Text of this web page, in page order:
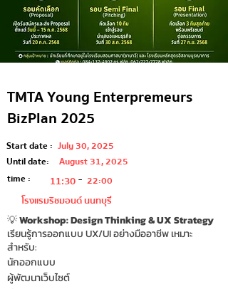
TMTA Young Enterpremeurs
BizPlan 2025
Start date : July 30, 2025
Until date:
August 31, 2025
time :
11:30- 22:00
โรงแรมริชมอนด์ นนทบุรี
💡Workshop: Design Thinking & UX Strategy
เรียนรู้การออกแบบ UX/UI อย่างมืออาชีพ เหมาะ
สำหรับ:
นักออกแบบ
ผู้พัฒนาเว็บไซต์